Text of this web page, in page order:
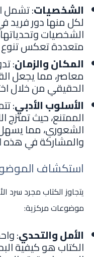
الشخصيات: تشمل
لكل منها دور فريد
الشخصيات
متعددة تعكس تنوع
المكان والزمان:
معاصر، مما يجعل
الحقيقي من خلال
الأسلوب الأدبي:
الممتنع، حيث تمتزج
الشعوري، مما يسهل
والمشاركة في هذه
استكشاف
يتجاوز الكتاب مجرد
موضوعات مركزية:
الأمل والتحدي:
الكتاب هو كيفية